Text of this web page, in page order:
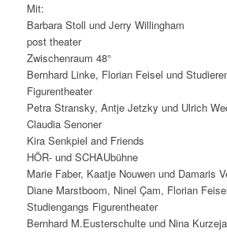
Mit:
Barbara Stoll und Jerry Willingham
post theater
Zwischenraum 48°
Bernhard Linke, Florian Feisel und
Figurentheater
Petra Stransky, Antje Jetzky und Ulrich
Claudia Senoner
Kira Senkpiel and Friends
HÖR- und SCHAUbühne
Marie Faber, Kaatje Nouwen und Damaris
Diane Marstboom, Ninel Çam, Florian
Studiengangs Figurentheater
Bernhard M.Eusterschulte und Nina Kurzeja